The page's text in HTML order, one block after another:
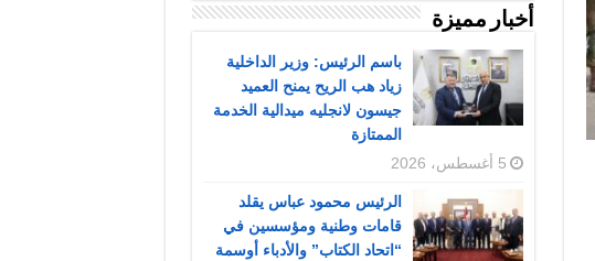
أخبار مميزة
باسم الرئيس: وزير الداخلية
زياد هب الريح يمنح العميد
جيسون لانجليه ميدالية الخدمة
الممتازة
5 أغسطس، 2026
الرئيس محمود عباس يقلد
قامات وطنية ومؤسسين في
“اتحاد الكتاب” والأدباء أوسمة